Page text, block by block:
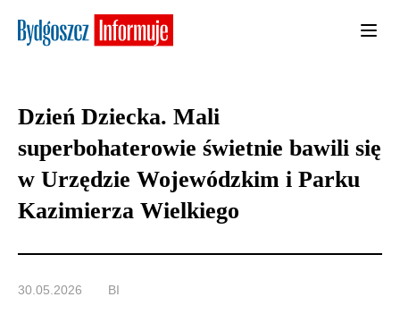
Dzień Dziecka. Mali
superbohaterowie świetnie bawili się
w Urzędzie Wojewódzkim i Parku
Kazimierza Wielkiego
30.05.2026 BI